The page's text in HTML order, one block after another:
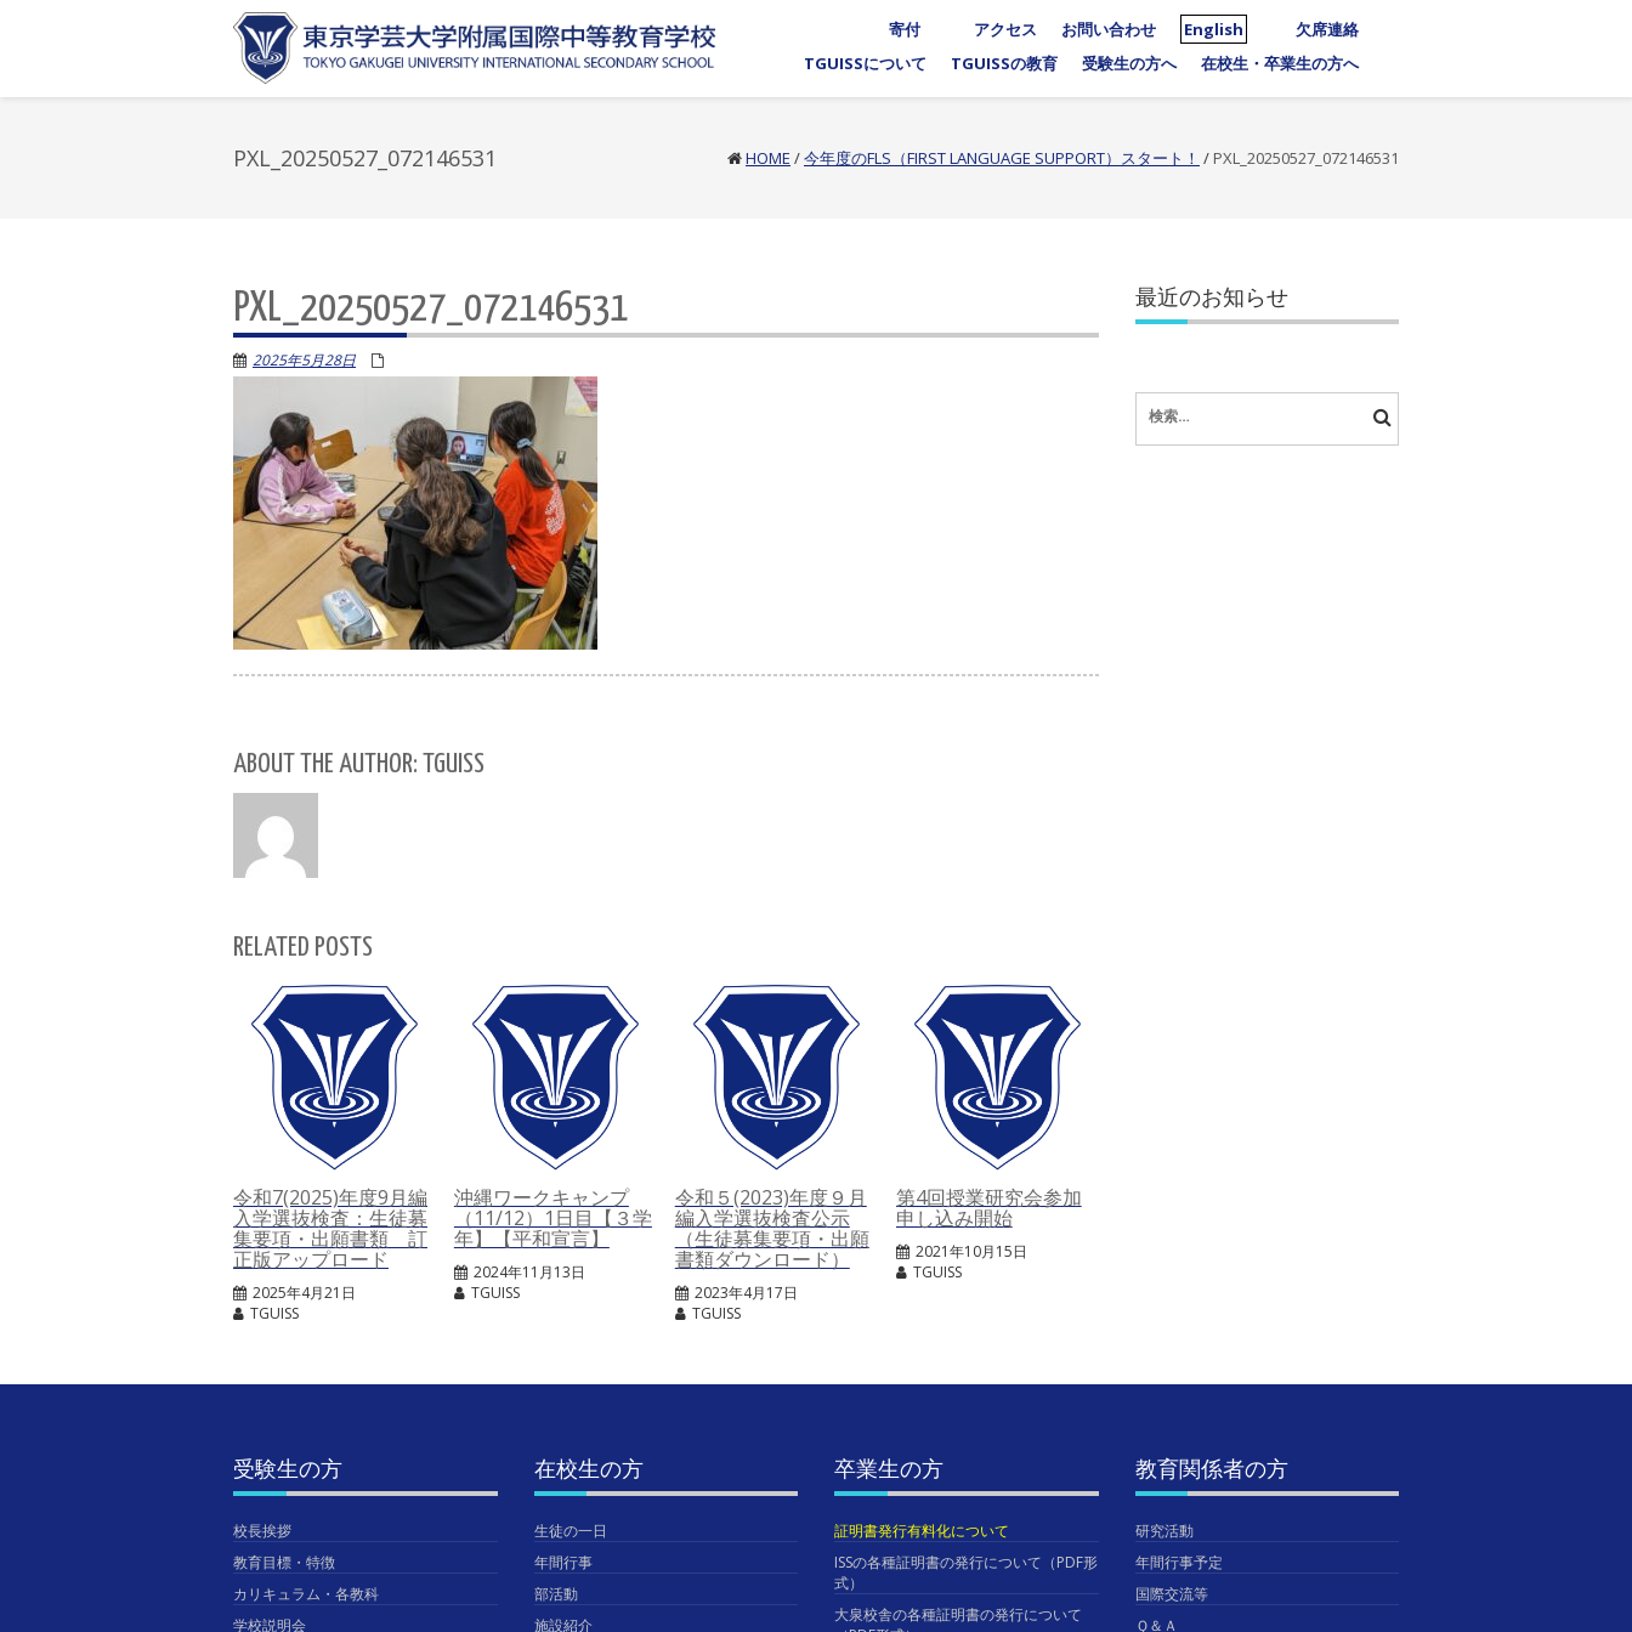
寄付 アクセス お問い合わせ English
欠席連絡
TGUISSについて
TGUISSの教育 受験生の方へ 在校生・卒業生の方へ
PXL_20250527_072146531 HOME /今年度のFLS（FIRST LANGUAGE SUPPORT）スタート！ / PXL_20250527_072146531
PXL_20250527_072146531
2025年5月28日
ABOUT THE AUTHOR: TGUISS
RELATED POSTS
令和7(2025)年度9月編
入学選抜検査：生徒募
集要項・出願書類 訂
正版アップロード
2025年4月21日
TGUISS
沖縄ワークキャンプ
（11/12）1日目【３学
年】【平和宣言】
2024年11月13日
TGUISS
令和５(2023)年度９月
編入学選抜検査公示
（生徒募集要項・出願
書類ダウンロード）
2023年4月17日
TGUISS
第4回授業研究会参加
申し込み開始
2021年10月15日
TGUISS
最近のお知らせ
索:
受験生の方
校長挨拶
教育目標・特徴
カリキュラム・各教科
学校説明会
在校生の方
生徒の一日
年間行事
部活動
施設紹介
卒業生の方
証明書発行有料化について
ISSの各種証明書の発行について（PDF形
式）
大泉校舎の各種証明書の発行について
教育関係者の方
研究活動
年間行事予定
国際交流等
Ｑ＆Ａ